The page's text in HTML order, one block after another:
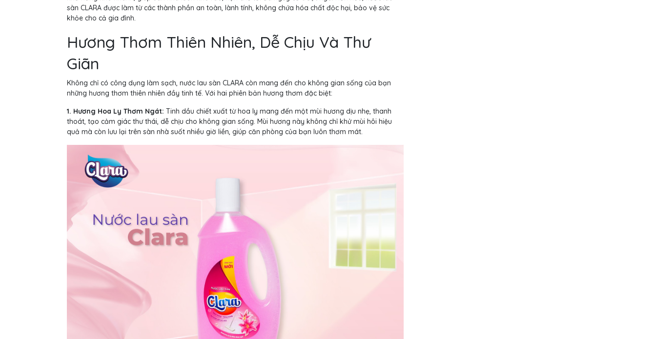
sàn CLARA được làm từ các thành phần an toàn, lành tính, không chứa hóa chất độc hại, bảo vệ sức
khỏe cho cả gia đình.
Hương Thơm Thiên Nhiên, Dễ Chịu Và Thư
Giãn
Không chỉ có công dụng làm sạch, nước lau sàn CLARA còn mang đến cho không gian sống của bạn
những hương thơm thiên nhiên đầy tinh tế. Với hai phiên bản hương thơm đặc biệt:
1. Hương Hoa Ly Thơm Ngát: Tinh dầu chiết xuất từ hoa ly mang đến một mùi hương dịu nhẹ, thanh
thoát, tạo cảm giác thư thái, dễ chịu cho không gian sống. Mùi hương này không chỉ khử mùi hôi hiệu
quả mà còn lưu lại trên sàn nhà suốt nhiều giờ liền, giúp căn phòng của bạn luôn thơm mát.